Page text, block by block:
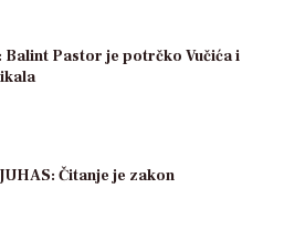
Balint Pastor je potrčko Vučića i
Čitanje je zakon